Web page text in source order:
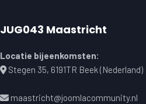
JUG043 Maastricht
Locatie bijeenkomsten:
Stegen 35, 6191TR Beek (Nederland)
maastricht@joomlacommunity.nl